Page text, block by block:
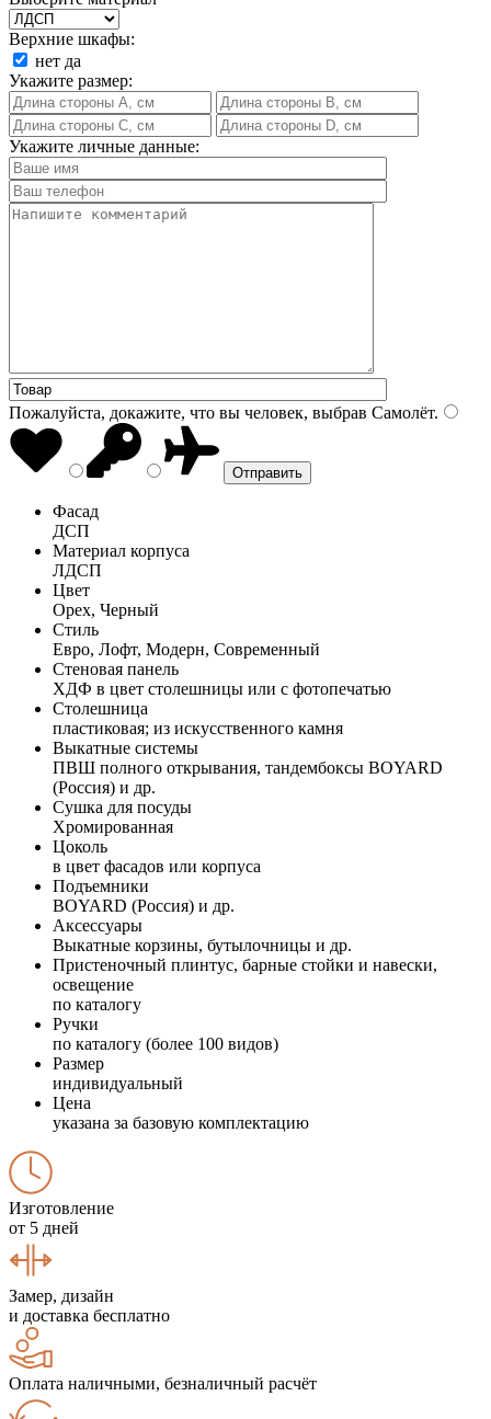
Верхние шкафы:
нет да
Укажите размер:
Укажите личные данные:
Пожалуйста, докажите, что вы человек, выбрав Самолёт.
Фасад
ДСП
Материал корпуса
ЛДСП
Цвет
Орех, Черный
Стиль
Евро, Лофт, Модерн, Современный
Стеновая панель
ХДФ в цвет столешницы или с фотопечатью
Столешница
пластиковая; из искусственного камня
Выкатные системы
ПВШ полного открывания, тандембоксы BOYARD
(Россия) и др.
Сушка для посуды
Хромированная
Цоколь
в цвет фасадов или корпуса
Подъемники
BOYARD (Россия) и др.
Аксессуары
Выкатные корзины, бутылочницы и др.
Пристеночный плинтус, барные стойки и навески,
освещение
по каталогу
Ручки
по каталогу (более 100 видов)
Размер
индивидуальный
Цена
указана за базовую комплектацию
Изготовление
от 5 дней
Замер, дизайн
и доставка бесплатно
Оплата наличными, безналичный расчёт